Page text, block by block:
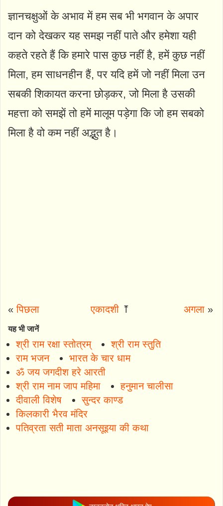
ज्ञानचक्षुओं के अभाव में हम सब भी भगवान के अपार
दान को देखकर यह समझ नहीं पाते और हमेशा यही
कहते रहते हैं कि हमारे पास कुछ नहीं है, हमें कुछ नहीं
मिला, हम साधनहीन हैं, पर यदि हमें जो नहीं मिला उन
सबकी शिकायत करना छोड़कर, जो मिला है उसकी
महत्ता को समझें तो हमें मालूम पड़ेगा कि जो हम सबको
मिला है वो कम नहीं अद्भुत है।
«पिछला एकादशी⤒ अगला»
यह भी जानें
श्री राम रक्षा स्तोत्रम्
श्री राम स्तुति
राम भजन
भारत के चार धाम
ॐ जय जगदीश हरे आरती
श्री राम नाम जाप महिमा
हनुमान चालीसा
दीवाली विशेष
सुन्दर काण्ड
किलकारी भैरव मंदिर
पतिव्रता सती माता अनसूइया की कथा